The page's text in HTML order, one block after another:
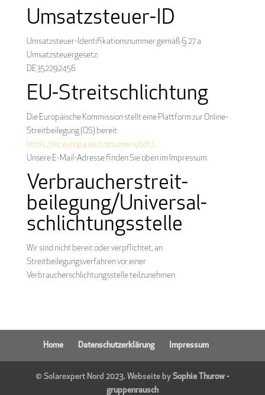
Umsatzsteuer-ID
Umsatzsteuer-Identifikationsnummer gemäß § 27 a
Umsatzsteuergesetz:
DE352292456
EU-Streitschlichtung
Die Europäische Kommission stellt eine Plattform zur Online-
Streitbeilegung (OS) bereit:
https://ec.europa.eu/consumers/odr/.
Unsere E-Mail-Adresse finden Sie oben im Impressum.
Verbraucher­streit­
beilegung/Universal­
schlichtungs­stelle
Wir sind nicht bereit oder verpflichtet, an
Streitbeilegungsverfahren vor einer
Verbraucherschlichtungsstelle teilzunehmen.
Home Datenschutzerklärung Impressum
© Solarexpert Nord 2023. Webseite bySophie Thurow -
gruppenrausch